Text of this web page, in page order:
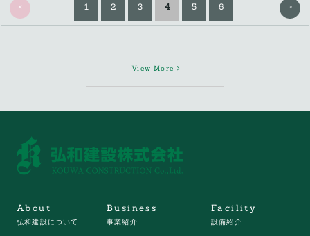
< 1 2 3 4 5 6 >
View More
About
弘和建設について
Business
事業紹介
Facility
設備紹介